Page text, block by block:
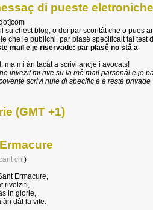
di pueste
su chest blog, o doi par scontât che o pues
che le publichi, par plasê specificait tal test
mail e je riservade: par plasê no stâ a
ma mi àn tacât a scrivi ancje i avocats!
invezit mi rive su la mê mail parsonâl e je
scrivi nuie di specific e e reste privade
(GMT +1)
chi)
Ermacure,
rivolziti,
in glorie,
àn dât la vite.